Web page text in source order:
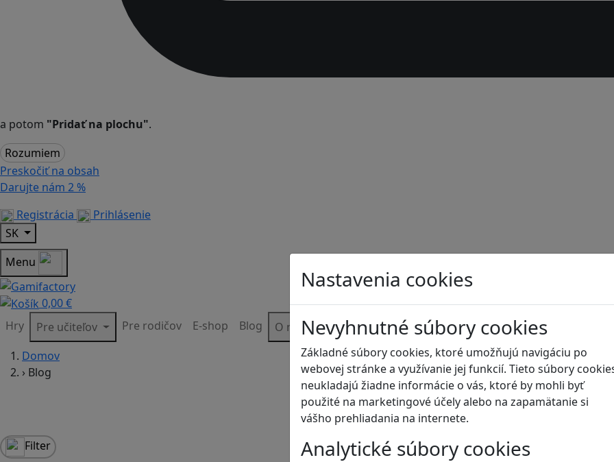
a potom "Pridať na plochu".
Rozumiem
Preskočiť na obsah
Darujte nám 2 %
Registrácia
Prihlásenie
SK
Menu
0,00 €
Hry
Pre učiteľov Pre rodičov E-shop Blog O nás
Nastavenia cookies
Nevyhnutné súbory cookies
Základné súbory cookies, ktoré umožňujú navigáciu po
webovej stránke a využívanie jej funkcií. Tieto súbory
neukladajú žiadne informácie o vás, ktoré by mohli byť
použité na marketingové účely alebo na zapamätanie si
vášho prehliadania na internete.
Analytické súbory cookies
Domov
› Blog
Blog
Filter